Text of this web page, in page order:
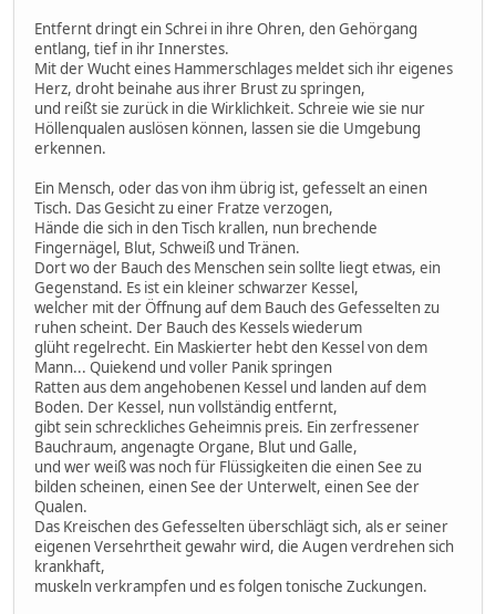
Entfernt dringt ein Schrei in ihre Ohren, den Gehörgang
entlang, tief in ihr Innerstes.
Mit der Wucht eines Hammerschlages meldet sich ihr eigenes
Herz, droht beinahe aus ihrer Brust zu springen,
und reißt sie zurück in die Wirklichkeit. Schreie wie sie nur
Höllenqualen auslösen können, lassen sie die Umgebung
erkennen.
Ein Mensch, oder das von ihm übrig ist, gefesselt an einen
Tisch. Das Gesicht zu einer Fratze verzogen,
Hände die sich in den Tisch krallen, nun brechende
Fingernägel, Blut, Schweiß und Tränen.
Dort wo der Bauch des Menschen sein sollte liegt etwas, ein
Gegenstand. Es ist ein kleiner schwarzer Kessel,
welcher mit der Öffnung auf dem Bauch des Gefesselten zu
ruhen scheint. Der Bauch des Kessels wiederum
glüht regelrecht. Ein Maskierter hebt den Kessel von dem
Mann... Quiekend und voller Panik springen
Ratten aus dem angehobenen Kessel und landen auf dem
Boden. Der Kessel, nun vollständig entfernt,
gibt sein schreckliches Geheimnis preis. Ein zerfressener
Bauchraum, angenagte Organe, Blut und Galle,
und wer weiß was noch für Flüssigkeiten die einen See zu
bilden scheinen, einen See der Unterwelt, einen See der
Qualen.
Das Kreischen des Gefesselten überschlägt sich, als er seiner
eigenen Versehrtheit gewahr wird, die Augen verdrehen sich
krankhaft,
muskeln verkrampfen und es folgen tonische Zuckungen.